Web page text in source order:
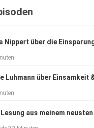
jahrelangem Leben
Es geht in dieser Folge